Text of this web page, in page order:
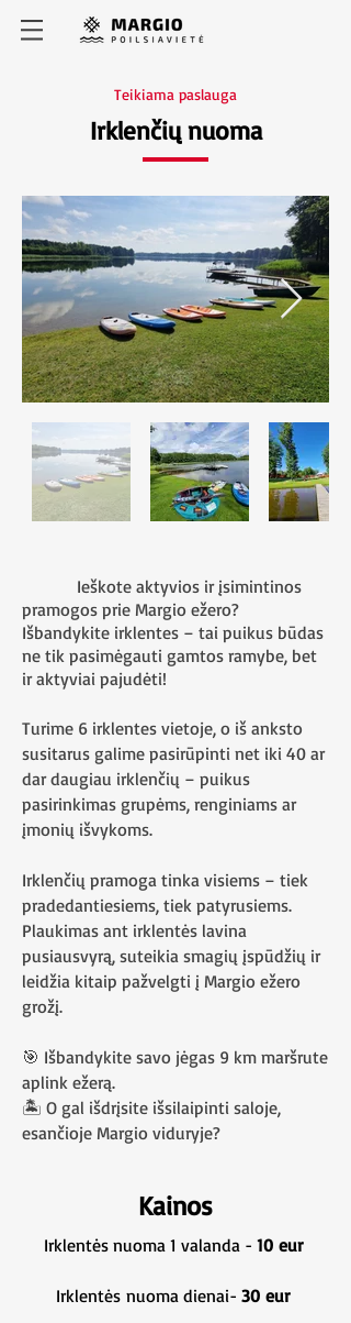
Teikiama paslauga
Irklenčių nuoma
Ieškote aktyvios ir įsimintinos
pramogos prie Margio ežero?
Išbandykite irklentes – tai puikus būdas
ne tik pasimėgauti gamtos ramybe, bet
ir aktyviai pajudėti!
Turime 6 irklentes vietoje, o iš anksto
susitarus galime pasirūpinti net iki 40 ar
dar daugiau irklenčių – puikus
pasirinkimas grupėms, renginiams ar
įmonių išvykoms.
Irklenčių pramoga tinka visiems – tiek
pradedantiesiems, tiek patyrusiems.
Plaukimas ant irklentės lavina
pusiausvyrą, suteikia smagių įspūdžių ir
leidžia kitaip pažvelgti į Margio ežero
grožį.
🎯 Išbandykite savo jėgas 9 km maršrute
aplink ežerą.
🏝️ O gal išdrįsite išsilaipinti saloje,
esančioje Margio viduryje?
Kainos
Irklentės nuoma 1 valanda - 10eur
Irklentės nuoma dienai- 30 eur